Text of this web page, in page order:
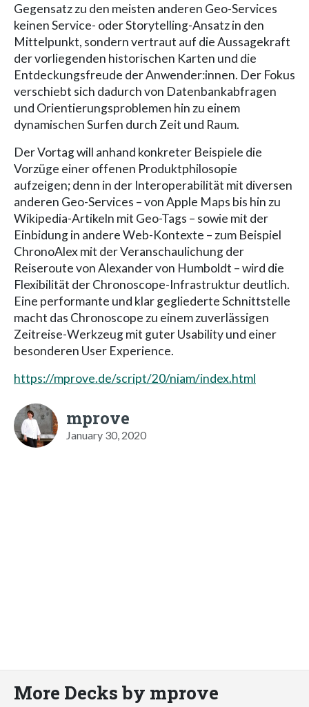
Gegensatz zu den meisten anderen Geo-Services
keinen Service- oder Storytelling-Ansatz in den
Mittelpunkt, sondern vertraut auf die Aussagekraft
der vorliegenden historischen Karten und die
Entdeckungsfreude der Anwender:innen. Der Fokus
verschiebt sich dadurch von Datenbankabfragen
und Orientierungsproblemen hin zu einem
dynamischen Surfen durch Zeit und Raum.
Der Vortag will anhand konkreter Beispiele die
Vorzüge einer offenen Produktphilosopie
aufzeigen; denn in der Interoperabilität mit diversen
anderen Geo-Services – von Apple Maps bis hin zu
Wikipedia-Artikeln mit Geo-Tags – sowie mit der
Einbidung in andere Web-Kontexte – zum Beispiel
ChronoAlex mit der Veranschaulichung der
Reiseroute von Alexander von Humboldt – wird die
Flexibilität der Chronoscope-Infrastruktur deutlich.
Eine performante und klar gegliederte Schnittstelle
macht das Chronoscope zu einem zuverlässigen
Zeitreise-Werkzeug mit guter Usability und einer
besonderen User Experience.
https://mprove.de/script/20/niam/index.html
mprove
January 30, 2020
More Decks by mprove